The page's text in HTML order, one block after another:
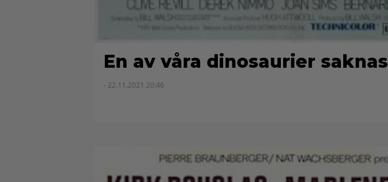
En av våra dinosaurier saknas
- 22.11.2021 20:46